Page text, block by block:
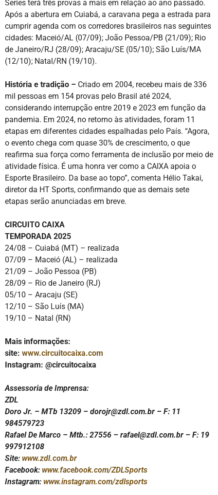
Series terá três provas a mais em relação ao ano passado.
Após a abertura em Cuiabá, a caravana pega a estrada para
cumprir agenda com os corredores brasileiros nas seguintes
cidades: Maceió/AL (07/09); João Pessoa/PB (21/09); Rio
de Janeiro/RJ (28/09); Aracaju/SE (05/10); São Luís/MA
(12/10); Natal/RN (19/10).
História e tradição – Criado em 2004, recebeu mais de 336
mil pessoas em 154 provas pelo Brasil até 2024,
considerando interrupção entre 2019 e 2023 em função da
pandemia. Em 2024, no retorno às atividades, foram 11
etapas em diferentes cidades espalhadas pelo País. “Agora,
o evento chega com quase 30% de crescimento, o que
reafirma sua força como ferramenta de inclusão por meio de
atividade física. É uma honra ver como a CAIXA apoia o
Esporte Brasileiro. Da base ao topo”, comenta Hélio Takai,
diretor da HT Sports, confirmando que as demais sete
etapas serão anunciadas em breve.
CIRCUITO CAIXA
TEMPORADA 2025
24/08 – Cuiabá (MT) – realizada
07/09 – Maceió (AL) – realizada
21/09 – João Pessoa (PB)
28/09 – Rio de Janeiro (RJ)
05/10 – Aracaju (SE)
12/10 – São Luís (MA)
19/10 – Natal (RN)
Mais informações:
site: www.circuitocaixa.com
Instagram: @circuitocaixa
Assessoria de Imprensa:
ZDL
Doro Jr. – MTb 13209 – dorojr@zdl.com.br – F: 11
984579723
Rafael De Marco – Mtb.: 27556 – rafael@zdl.com.br – F: 19
997912108
Site: www.zdl.com.br
Facebook: www.facebook.com/ZDLSports
Instagram: www.instagram.com/zdlsports